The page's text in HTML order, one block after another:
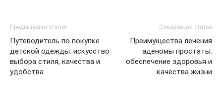
Предыдущая статья
Путеводитель по покупке
детской одежды: искусство
выбора стиля, качества и
удобства
Следующая статья
Преимущества лечения
аденомы простаты:
обеспечение здоровья и
качества жизни